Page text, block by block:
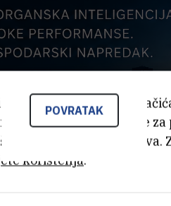
POVRATAK
Neki od tih
dok se drugi koriste
korisničkog iskustva.
korištenja.